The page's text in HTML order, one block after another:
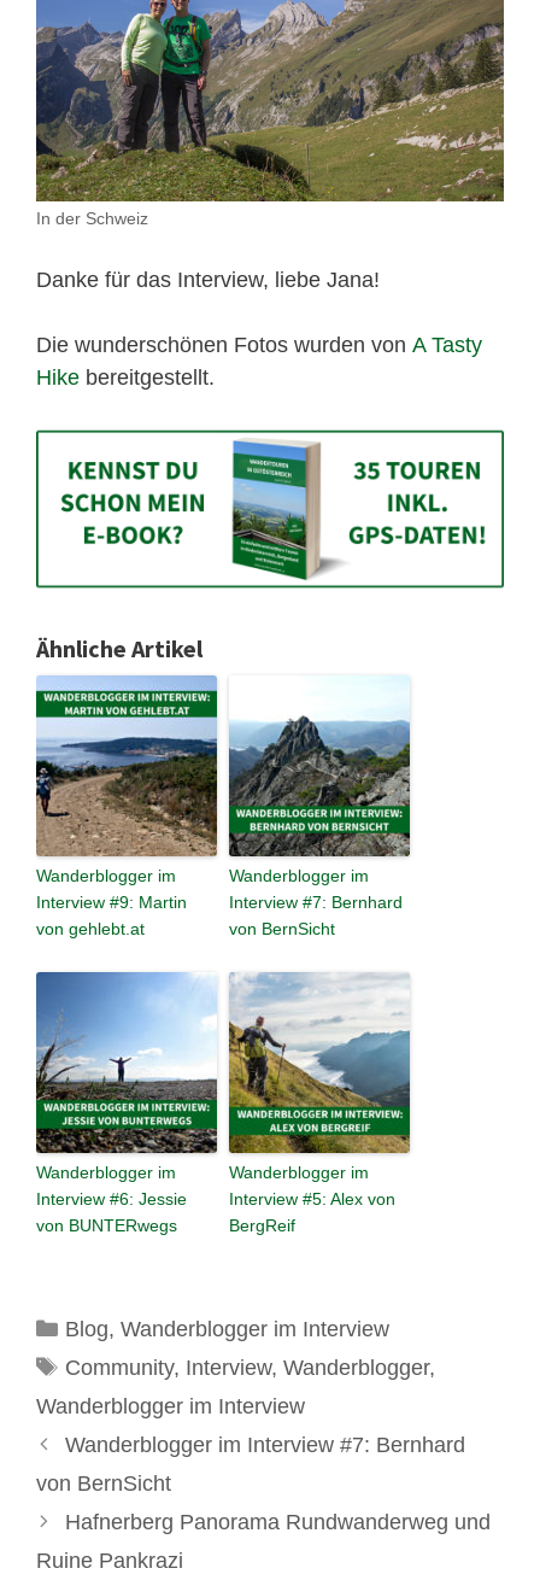
In der Schweiz
Danke für das Interview, liebe Jana!
Die wunderschönen Fotos wurden von A Tasty
Hike bereitgestellt.
Ähnliche Artikel
Wanderblogger im
Interview #9: Martin
von gehlebt.at
Wanderblogger im
Interview #7: Bernhard
von BernSicht
Wanderblogger im
Interview #6: Jessie
von BUNTERwegs
Wanderblogger im
Interview #5: Alex von
BergReif
Kategorien
Blog, Wanderblogger im Interview
Schlagwörter
Community, Interview, Wanderblogger,
Wanderblogger im Interview
Wanderblogger im Interview #7: Bernhard
von BernSicht
Hafnerberg Panorama Rundwanderweg und
Ruine Pankrazi